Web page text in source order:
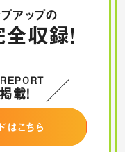
プアップの
収録！
載！
はこちら